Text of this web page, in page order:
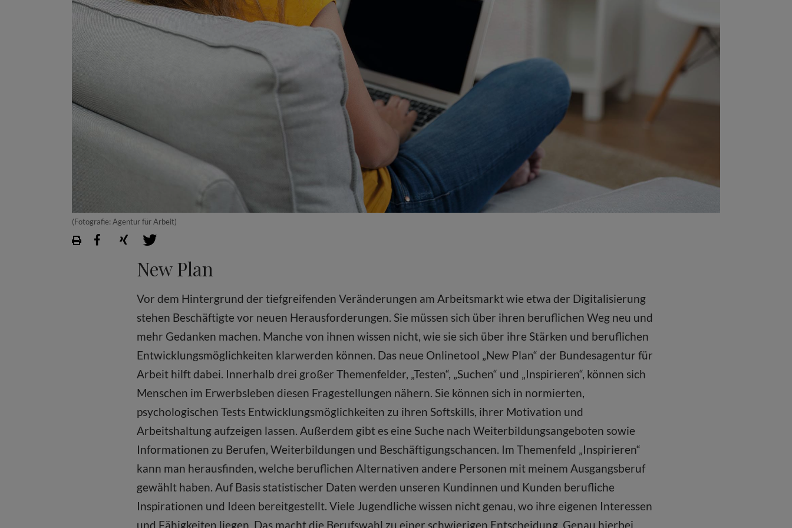
(Fotografie: Agentur für Arbeit)
New Plan
Vor dem Hintergrund der tiefgreifenden Veränderungen am Arbeitsmarkt wie etwa der Digitalisierung
stehen Beschäftigte vor neuen Heraus­forderungen. Sie müssen sich über ihren beruflichen Weg neu und
mehr Gedanken machen. Manche von ihnen wissen nicht, wie sie sich über ihre Stärken und beruflichen
Entwicklungsmöglichkeiten klarwerden können. Das neue Onlinetool „New Plan“ der Bundesagentur für
Arbeit hilft dabei. Innerhalb drei großer Themenfelder, „Testen“, „Suchen“ und „Inspirieren“, können sich
Menschen im Erwerbsleben diesen Fragestellungen nähern. Sie können sich in normierten,
psychologischen Tests Entwicklungs­möglichkeiten zu ihren Softskills, ihrer Motivation und
Arbeitshaltung aufzeigen lassen. Außerdem gibt es eine Suche nach Weiterbildungs­angeboten sowie
Informationen zu Berufen, Weiterbildungen und Beschäftigungschancen. Im Themenfeld „Inspirieren“
kann man herausfinden, welche beruflichen Alternativen andere Personen mit meinem Ausgangsberuf
gewählt haben. Auf Basis statistischer Daten werden unseren Kundinnen und Kunden berufliche
Inspirationen und Ideen bereitgestellt. Viele Jugendliche wissen nicht genau, wo ihre eigenen Interessen
und Fähigkeiten liegen. Das macht die Berufswahl zu einer schwierigen Entscheidung. Genau hierbei